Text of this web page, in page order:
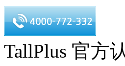
TallPlus 官方